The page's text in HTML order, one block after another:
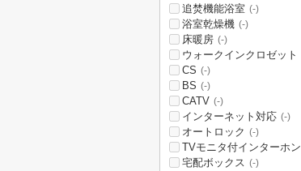
追焚機能浴室 (-)
浴室乾燥機 (-)
床暖房 (-)
ウォークインクロゼット
CS (-)
BS (-)
CATV (-)
インターネット対応 (-)
オートロック (-)
TVモニタ付インターホン
宅配ボックス (-)